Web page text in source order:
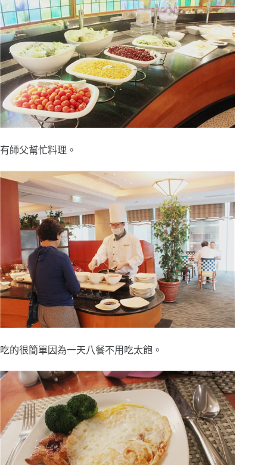
有師父幫忙料理。
吃的很簡單因為一天八餐不用吃太飽。